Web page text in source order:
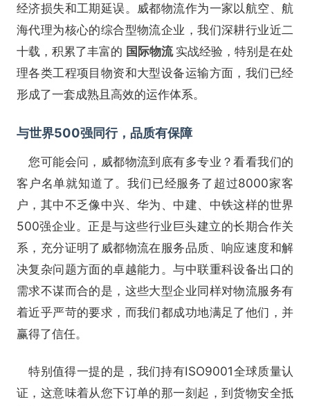
经济损失和工期延误。威都物流作为一家以航空、航
海代理为核心的综合型物流企业，我们深耕行业近二
十载，积累了丰富的 国际物流 实战经验，特别是在处
理各类工程项目物资和大型设备运输方面，我们已经
形成了一套成熟且高效的运作体系。
与世界500强同行，品质有保障
您可能会问，威都物流到底有多专业？看看我们的
客户名单就知道了。我们已经服务了超过8000家客
户，其中不乏像中兴、华为、中建、中铁这样的世界
500强企业。正是与这些行业巨头建立的长期合作关
系，充分证明了威都物流在服务品质、响应速度和解
决复杂问题方面的卓越能力。与中联重科设备出口的
需求不谋而合的是，这些大型企业同样对物流服务有
着近乎严苛的要求，而我们都成功地满足了他们，并
赢得了信任。
特别值得一提的是，我们持有ISO9001全球质量认
证，这意味着从您下订单的那一刻起，到货物安全抵